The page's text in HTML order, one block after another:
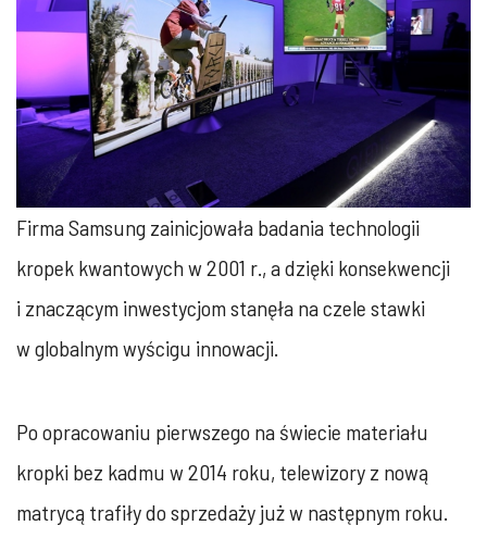
Firma Samsung zainicjowała badania technologii
kropek kwantowych w 2001 r., a dzięki konsekwencji
i znaczącym inwestycjom stanęła na czele stawki
w globalnym wyścigu innowacji.
Po opracowaniu pierwszego na świecie materiału
kropki bez kadmu w 2014 roku, telewizory z nową
matrycą trafiły do sprzedaży już w następnym roku.